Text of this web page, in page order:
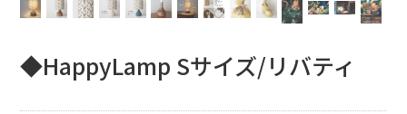
◆HappyLamp Sサイズ/リバティ